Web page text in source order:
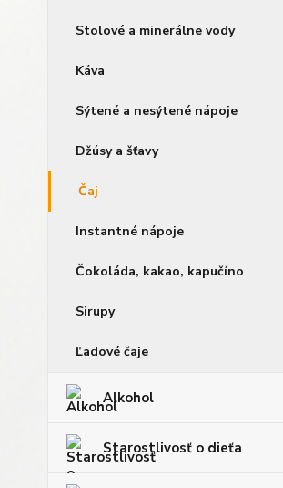
Stolové a minerálne vody
Káva
Sýtené a nesýtené nápoje
Džúsy a šťavy
Čaj
Instantné nápoje
Čokoláda, kakao, kapučíno
Sirupy
Ľadové čaje
Alkohol
Starostlivosť o dieťa